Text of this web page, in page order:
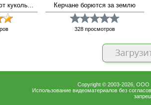
куколь... Керчане борются за землю
328 просмотров
Copyright © 2003-2026, ООО
Использование видеоматериалов без